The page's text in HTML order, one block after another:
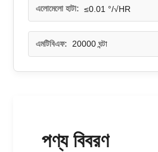
এলোমেলো হাটা: ≤0.01 °/√HR
এমটিবিএফ: 20000 ঘন্টা
পণ্য বিবরণ